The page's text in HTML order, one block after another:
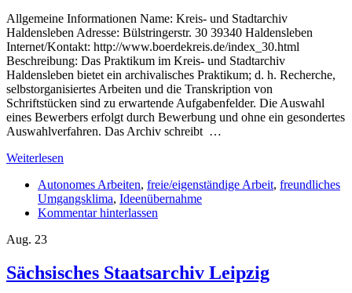
Allgemeine Informationen Name: Kreis- und Stadtarchiv
Haldensleben Adresse: Bülstringerstr. 30 39340 Haldensleben
Internet/Kontakt: http://www.boerdekreis.de/index_30.html
Beschreibung: Das Praktikum im Kreis- und Stadtarchiv
Haldensleben bietet ein archivalisches Praktikum; d. h. Recherche,
selbstorganisiertes Arbeiten und die Transkription von
Schriftstücken sind zu erwartende Aufgabenfelder. Die Auswahl
eines Bewerbers erfolgt durch Bewerbung und ohne ein gesondertes
Auswahlverfahren. Das Archiv schreibt …
Weiterlesen
Autonomes Arbeiten, freie/eigenständige Arbeit, freundliches
Umgangsklima, Ideenübernahme
Kommentar hinterlassen
Aug. 23
Sächsisches Staatsarchiv Leipzig